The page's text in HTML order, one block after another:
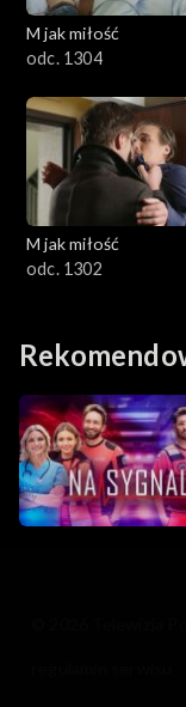
M jak miłość
odc. 1304
M jak miłość
odc. 1302